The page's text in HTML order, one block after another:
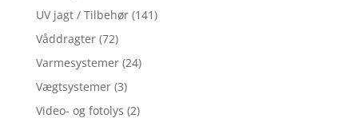
UV jagt / Tilbehør (141)
Våddragter (72)
Varmesystemer (24)
Vægtsystemer (3)
Video- og fotolys (2)